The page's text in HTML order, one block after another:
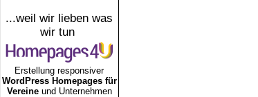
...weil wir lieben was
wir tun
Erstellung responsiver
WordPress Homepages für
Vereineund Unternehmen